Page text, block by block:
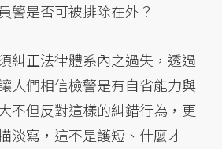
警是否可被排除在外？
糾正法律體系內之過失，透過
人們相信檢警是有自省能力與
不但反對這樣的糾錯行為，更
淡寫，這不是護短、什麼才